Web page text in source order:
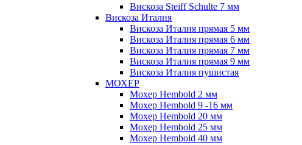
Вискоза Steiff Schulte 7 мм
Вискоза Италия
Вискоза Италия прямая 5 мм
Вискоза Италия прямая 6 мм
Вискоза Италия прямая 7 мм
Вискоза Италия прямая 9 мм
Вискоза Италия пушистая
МОХЕР
Мохер Hembold 2 мм
Мохер Hembold 9 -16 мм
Мохер Hembold 20 мм
Мохер Hembold 25 мм
Мохер Hembold 40 мм